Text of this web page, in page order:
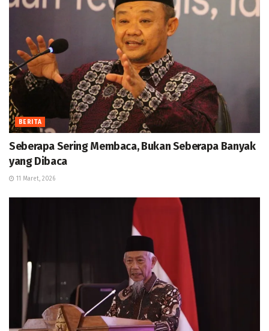
BERITA
Seberapa Sering Membaca, Bukan Seberapa Banyak
yang Dibaca
11 Maret, 2026